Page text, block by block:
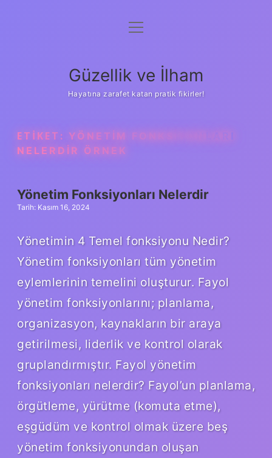
Anasayfa
Yasal Uyarı
menüyü
Güzellik ve İlham
Hayatına zarafet katan pratik fikirler!
ETIKET: YÖNETIM FONKSIYONLARI
NELERDIR ÖRNEK
Yönetim Fonksiyonları Nelerdir
Tarih: Kasım 16, 2024
Yönetimin 4 Temel fonksiyonu Nedir?
Yönetim fonksiyonları tüm yönetim
eylemlerinin temelini oluşturur. Fayol
yönetim fonksiyonlarını; planlama,
organizasyon, kaynakların bir araya
getirilmesi, liderlik ve kontrol olarak
gruplandırmıştır. Fayol yönetim
fonksiyonları nelerdir? Fayol’un planlama,
örgütleme, yürütme (komuta etme),
eşgüdüm ve kontrol olmak üzere beş
yönetim fonksiyonundan oluşan